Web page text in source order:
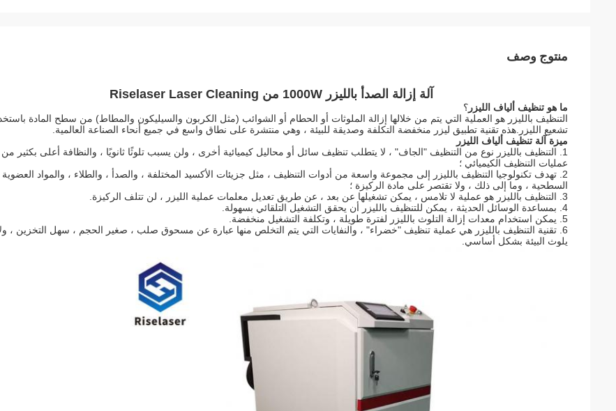
منتوج وصف
آلة إزالة الصدأ بالليزر 1000W من Riselaser Laser Cleaning
ما هو تنظيف ألياف الليزر ؟
التنظيف بالليزر هو العملية التي يتم من خلالها إزالة الملوثات أو الحطام أو الشوائب (مثل الكربون والسيليكون والمطاط) من سطح المادة
تشعيع الليزر.هذه تقنية تطبيق ليزر منخفضة التكلفة وصديقة للبيئة ، وهي منتشرة على نطاق واسع في جميع أنحاء الصناعة العالمية.
ميزة آلة تنظيف ألياف الليزر
1. التنظيف بالليزر نوع من التنظيف "الجاف" ، لا يتطلب تنظيف سائل أو محاليل كيميائية أخرى ، ولن يسبب تلوثًا ثانويًا ، والنظافة أعلى بكثير من
عمليات التنظيف الكيميائي ؛
2. تهدف تكنولوجيا التنظيف بالليزر إلى مجموعة واسعة من أدوات التنظيف ، مثل جزيئات الأكسيد المختلفة ، والصدأ ، والطلاء ، والمواد العضوية
السطحية ، وما إلى ذلك ، ولا تقتصر على مادة الركيزة ؛
3. التنظيف بالليزر هو عملية لا تلامس ، يمكن تشغيلها عن بعد ، عن طريق تعديل معلمات عملية الليزر ، لن تتلف الركيزة.
4. بمساعدة الوسائل الحديثة ، يمكن للتنظيف بالليزر أن يحقق التشغيل التلقائي بسهولة.
5. يمكن استخدام معدات إزالة التلوث بالليزر لفترة طويلة ، وتكلفة التشغيل منخفضة.
6. تقنية التنظيف بالليزر هي عملية تنظيف "خضراء" ، والنفايات التي يتم التخلص منها عبارة عن مسحوق صلب ، صغير الحجم ، سهل التخزين ،
يلوث البيئة بشكل أساسي.